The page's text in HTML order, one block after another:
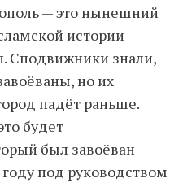
— это нынешний
истории
Сподвижники знали,
но их
падёт раньше.
будет
был завоёван
под руководством